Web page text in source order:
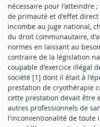
nécessaire pour l'atteindre
de primauté et d'effet
incombe au juge national,
du droit communautaire,
normes en laissant au
contraire de la législation
coupable d'exercice illégal
société [1] dont il était à
prestation de cryothérapie
cette prestation devait être
autres professionnels de
l'inconventionalité de toute